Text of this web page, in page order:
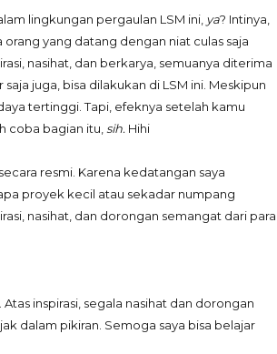
lingkungan pergaulan LSM ini, ya? Intinya,
yang datang dengan niat culas saja
nasihat, dan berkarya, semuanya diterima
juga, bisa dilakukan di LSM ini. Meskipun
tertinggi. Tapi, efeknya setelah kamu
coba bagian itu, sih. Hihi
resmi. Karena kedatangan saya
proyek kecil atau sekadar numpang
nasihat, dan dorongan semangat dari para
inspirasi, segala nasihat dan dorongan
dalam pikiran. Semoga saya bisa belajar